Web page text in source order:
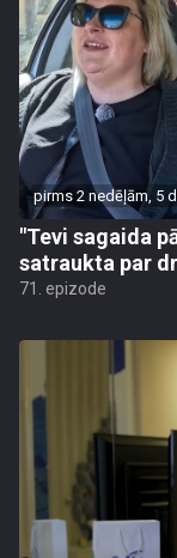
pirms 2 nedēļām, 5
"Tevi sagaida
satraukta par
71. epizode